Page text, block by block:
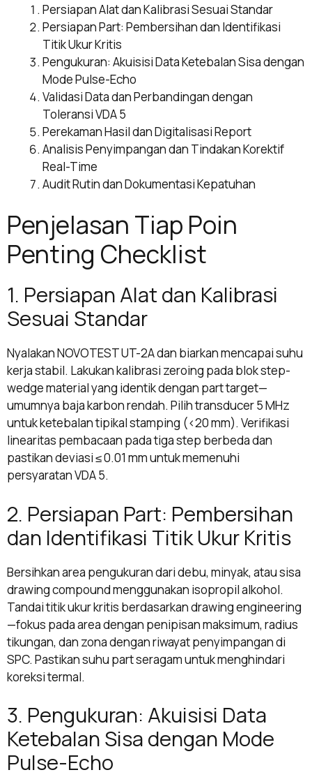
Persiapan Alat dan Kalibrasi Sesuai Standar
Persiapan Part: Pembersihan dan Identifikasi
Titik Ukur Kritis
Pengukuran: Akuisisi Data Ketebalan Sisa dengan
Mode Pulse-Echo
Validasi Data dan Perbandingan dengan
Toleransi VDA 5
Perekaman Hasil dan Digitalisasi Report
Analisis Penyimpangan dan Tindakan Korektif
Real-Time
Audit Rutin dan Dokumentasi Kepatuhan
Penjelasan Tiap Poin
Penting Checklist
1. Persiapan Alat dan Kalibrasi
Sesuai Standar
Nyalakan NOVOTEST UT-2A dan biarkan mencapai suhu
kerja stabil. Lakukan kalibrasi zeroing pada blok step-
wedge material yang identik dengan part target—
umumnya baja karbon rendah. Pilih transducer 5 MHz
untuk ketebalan tipikal stamping (<20 mm). Verifikasi
linearitas pembacaan pada tiga step berbeda dan
pastikan deviasi ≤ 0.01 mm untuk memenuhi
persyaratan VDA 5.
2. Persiapan Part: Pembersihan
dan Identifikasi Titik Ukur Kritis
Bersihkan area pengukuran dari debu, minyak, atau sisa
drawing compound menggunakan isopropil alkohol.
Tandai titik ukur kritis berdasarkan drawing engineering
—fokus pada area dengan penipisan maksimum, radius
tikungan, dan zona dengan riwayat penyimpangan di
SPC. Pastikan suhu part seragam untuk menghindari
koreksi termal.
3. Pengukuran: Akuisisi Data
Ketebalan Sisa dengan Mode
Pulse-Echo